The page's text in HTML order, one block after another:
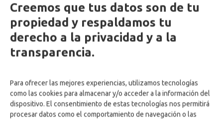
Creemos que tus datos son de tu
propiedad y respaldamos tu
derecho a la privacidad y a la
transparencia.
Para ofrecer las mejores experiencias, utilizamos tecnologías
como las cookies para almacenar y/o acceder a la información del
dispositivo. El consentimiento de estas tecnologías nos permitirá
procesar datos como el comportamiento de navegación o las